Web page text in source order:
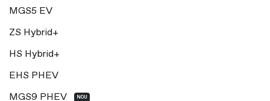
MGS5 EV
ZS Hybrid+
HS Hybrid+
EHS PHEV
MGS9 PHEV NOU